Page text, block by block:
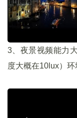
3、夜景视频能力
度大概在10lux）环